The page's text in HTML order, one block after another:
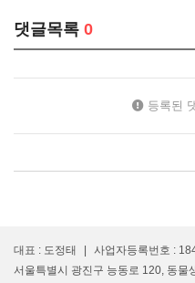
댓글목록 0
등록된
대표 : 도정태
사업자등록번호 :
서울특별시 광진구 능동로 120, 동